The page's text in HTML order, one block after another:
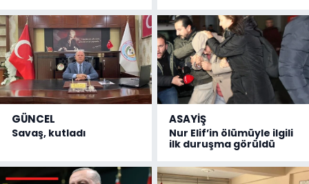
GÜNCEL
Savaş, kutladı
ASAYİŞ
Nur Elif’in ölümüyle ilgili
ilk duruşma görüldü